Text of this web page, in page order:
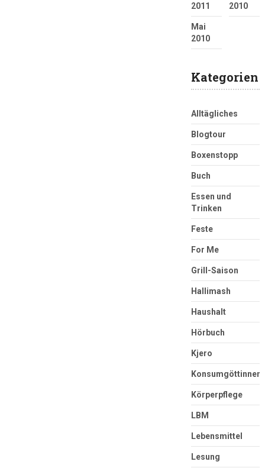
2011
2010
Mai
2010
Kategorien
Alltägliches
Blogtour
Boxenstopp
Buch
Essen und
Trinken
Feste
For Me
Grill-Saison
Hallimash
Haushalt
Hörbuch
Kjero
Konsumgöttinnen
Körperpflege
LBM
Lebensmittel
Lesung